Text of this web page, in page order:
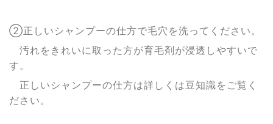
②正しいシャンプーの仕方で毛穴を洗ってください。
汚れをきれいに取った方が育毛剤が浸透しやすいで
す。
正しいシャンプーの仕方は詳しくは豆知識をご覧く
ださい。